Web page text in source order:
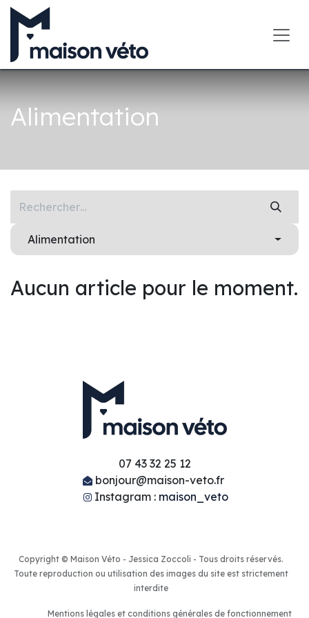
Se rendre au contenu
Alimentation
Alimentation
Aucun article pour le moment.
07 43 32 25 12
bonjour@maison-veto.fr
Instagram : maison_veto
Copyright © Maison Véto - Jessica Zoccoli - Tous droits réservés.
Toute reproduction ou utilisation des images du site est strictement
interdite
Mentions légales et conditions générales de fonctionnement